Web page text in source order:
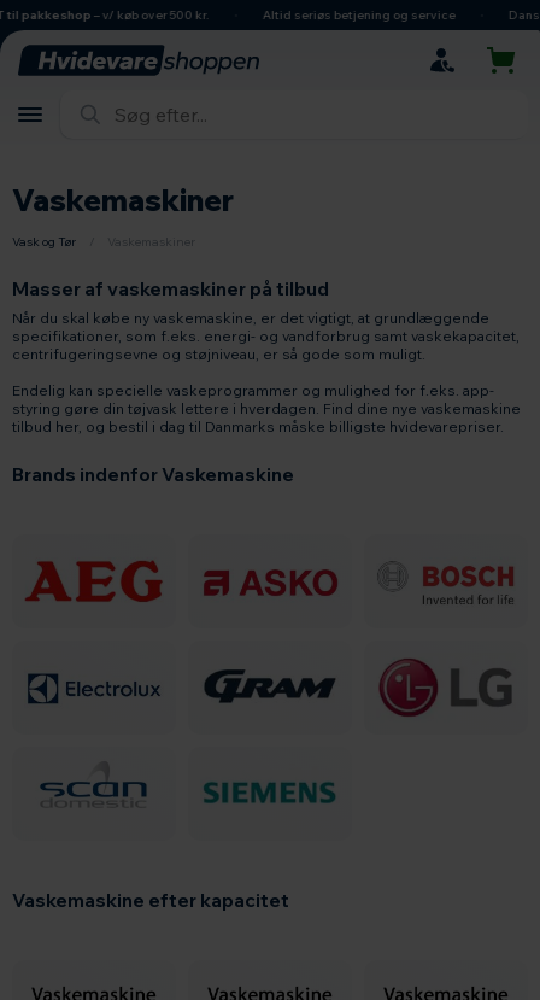
hovedindhold
søgning
navigation
indkøbskurv
– v/ køb over 500 kr. Altid seriøs betjening og service Dansk ejet
Vaskemaskiner
Vask og Tør Vaskemaskiner
Masser af vaskemaskiner på tilbud
Når du skal købe ny vaskemaskine, er det vigtigt, at grundlæggende
specifikationer, som f.eks. energi- og vandforbrug samt vaskekapacitet,
centrifugeringsevne og støjniveau, er så gode som muligt.
Endelig kan specielle vaskeprogrammer og mulighed for f.eks. app-
styring gøre din tøjvask lettere i hverdagen. Find dine nye vaskemaskine
tilbud her, og bestil i dag til Danmarks måske billigste hvidevarepriser.
Brands indenfor Vaskemaskine
Vaskemaskine efter kapacitet